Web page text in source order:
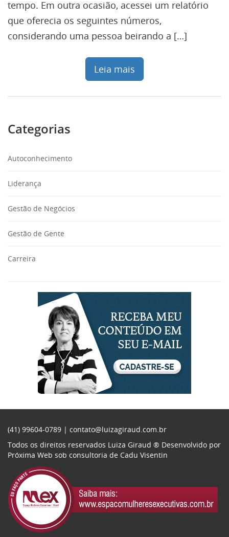
tempo. Em outra ocasião, acessei um relatório
que oferecia os seguintes números,
considerando uma pessoa beirando a […]
Leia mais
Categorias
Autoconhecimento
Liderança
Gestão de Negócios
Gestão de Gente
Carreira
(41) 99604-0789 | contato@luizagiraud.com.br
Todos os direitos reservados Luiza Giraud ® Desenvolvido por
Próxima Web sob consultoria de Cadu Visentin